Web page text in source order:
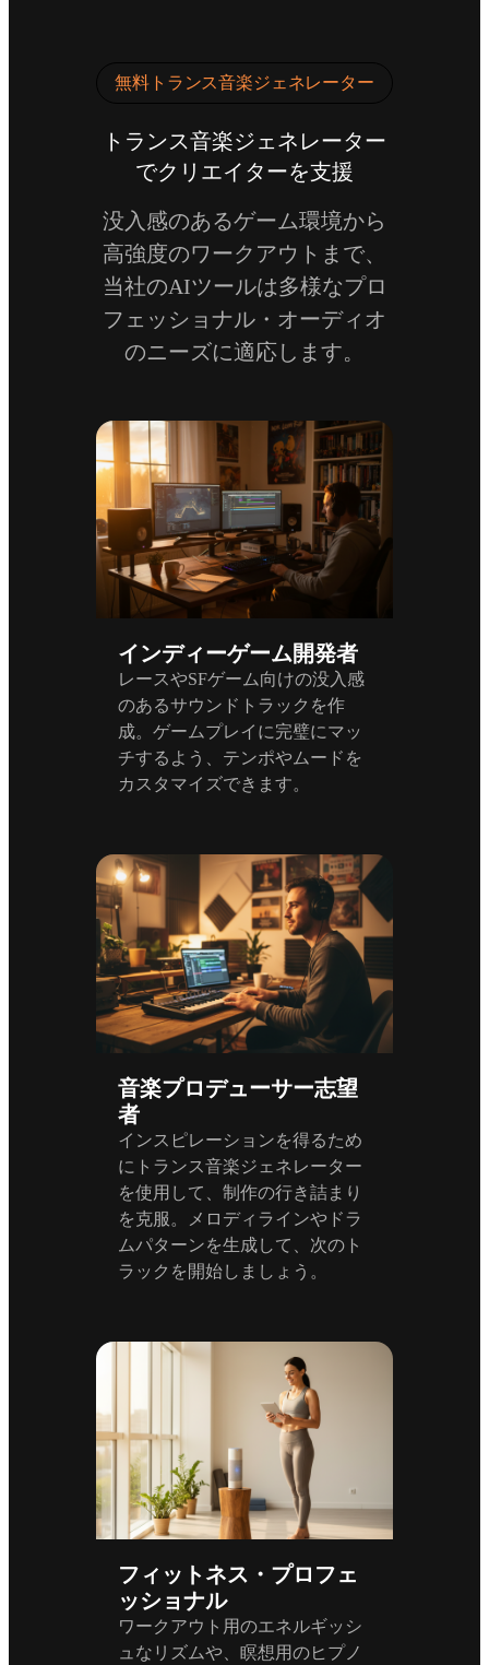
無料トランス音楽ジェネレーター
トランス音楽ジェネレーター
でクリエイターを支援
没入感のあるゲーム環境から
高強度のワークアウトまで、
当社のAIツールは多様なプロ
フェッショナル・オーディオ
のニーズに適応します。
インディーゲーム開発者
レースやSFゲーム向けの没入感
のあるサウンドトラックを作
成。ゲームプレイに完璧にマッ
チするよう、テンポやムードを
カスタマイズできます。
音楽プロデューサー志望
者
インスピレーションを得るため
にトランス音楽ジェネレーター
を使用して、制作の行き詰まり
を克服。メロディラインやドラ
ムパターンを生成して、次のト
ラックを開始しましょう。
フィットネス・プロフェ
ッショナル
ワークアウト用のエネルギッシ
ュなリズムや、瞑想用のヒプノ